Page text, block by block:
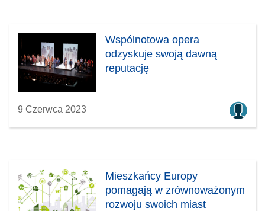
Wspólnotowa opera
odzyskuje swoją dawną
reputację
9 Czerwca 2023
Mieszkańcy Europy
pomagają w zrównoważonym
rozwoju swoich miast